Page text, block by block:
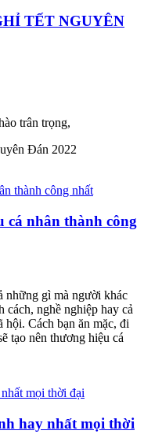
TẾT NGUYÊN
trân trọng,
Đán 2022
cá nhân thành công
những gì mà người khác
nghề nghiệp hay cả
hội. Cách bạn ăn mặc, đi
tạo nên thương hiệu cá
hay nhất mọi thời